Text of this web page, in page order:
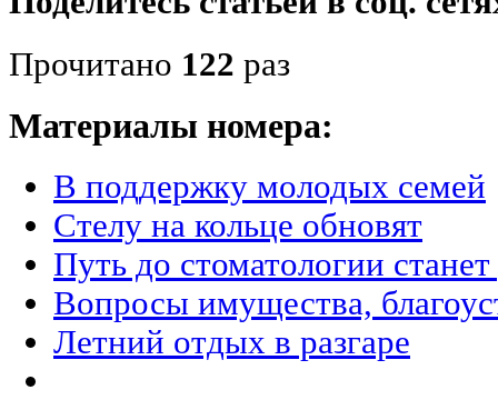
Прочитано 122 раз
Материалы номера:
В поддержку молодых семей
Стелу на кольце обновят
Путь до стоматологии
Вопросы имущества,
Летний отдых в разгаре